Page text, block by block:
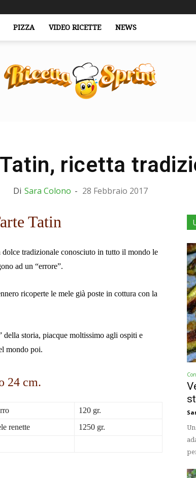
PIZZA VIDEO RICETTE NEWS
ricetta
Di Sara Colono - 28 Febbraio 2017
Tatin
dolce tradizionale conosciuto in tutto il mondo le
ad un “errore”.
ricoperte le mele già poste in cottura con la
storia, piacque moltissimo agli ospiti e
mondo poi.
24 cm.
120 gr.
renette
1250 gr.